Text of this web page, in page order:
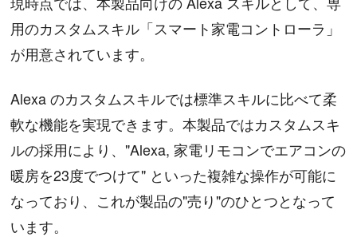
用のカスタムスキル「スマート家電コントローラ」
が用意されています。
Alexa のカスタムスキルでは標準スキルに比べて柔
軟な機能を実現できます。本製品ではカスタムスキ
ルの採用により、"Alexa, 家電リモコンでエアコンの
暖房を23度でつけて" といった複雑な操作が可能に
なっており、これが製品の"売り"のひとつとなって
います。